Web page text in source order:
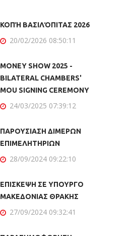
ΚΟΠΉ ΒΑΣΙΛΌΠΙΤΑΣ 2026
20/02/2026 08:50:11
MONEY SHOW 2025 -
BILATERAL CHAMBERS'
MOU SIGNING CEREMONY
24/03/2025 07:39:12
ΠΑΡΟΥΣΙΑΣΗ ΔΙΜΕΡΩΝ
ΕΠΙΜΕΛΗΤΗΡΙΩΝ
28/09/2024 09:22:10
ΕΠΙΣΚΕΨΗ ΣΕ ΥΠΟΥΡΓΟ
ΜΑΚΕΔΟΝΙΑΣ ΘΡΑΚΗΣ
27/09/2024 09:32:41